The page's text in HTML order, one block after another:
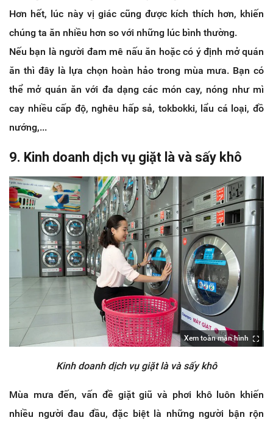
Hơn hết, lúc này vị giác cũng được kích thích hơn, khiến
chúng ta ăn nhiều hơn so với những lúc bình thường.
Nếu bạn là người đam mê nấu ăn hoặc có ý định mở quán
ăn thì đây là lựa chọn hoàn hảo trong mùa mưa. Bạn có
thể mở quán ăn với đa dạng các món cay, nóng như mì
cay nhiều cấp độ, nghêu hấp sả, tokbokki, lẩu cá loại, đồ
nướng,...
9. Kinh doanh dịch vụ giặt là và sấy khô
Xem toàn màn hình
Kinh doanh dịch vụ giặt là và sấy khô
Mùa mưa đến, vấn đề giặt giũ và phơi khô luôn khiến
nhiều người đau đầu, đặc biệt là những người bận rộn